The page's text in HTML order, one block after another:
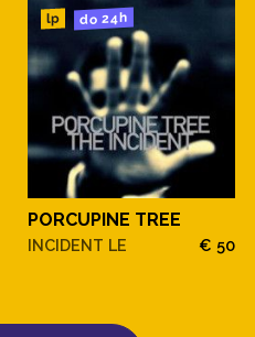
lp do 24h
PORCUPINE TREE
INCIDENT LE € 50